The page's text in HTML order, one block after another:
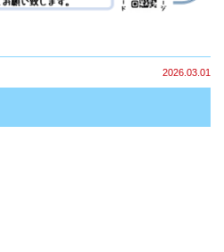
2026.03.01